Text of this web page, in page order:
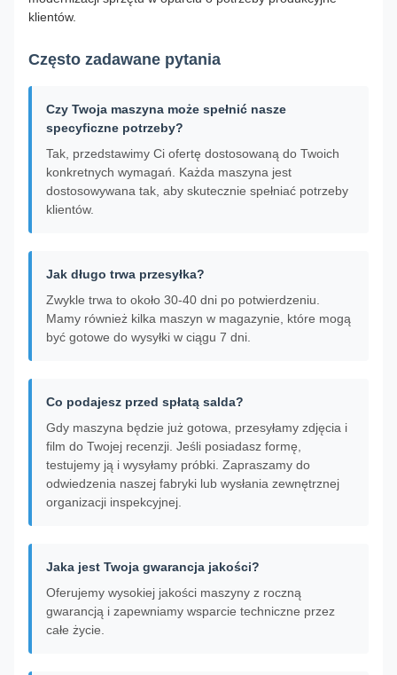
klientów.
Często zadawane pytania
Czy Twoja maszyna może spełnić nasze
specyficzne potrzeby?
Tak, przedstawimy Ci ofertę dostosowaną do Twoich
konkretnych wymagań. Każda maszyna jest
dostosowywana tak, aby skutecznie spełniać potrzeby
klientów.
Jak długo trwa przesyłka?
Zwykle trwa to około 30-40 dni po potwierdzeniu.
Mamy również kilka maszyn w magazynie, które mogą
być gotowe do wysyłki w ciągu 7 dni.
Co podajesz przed spłatą salda?
Gdy maszyna będzie już gotowa, przesyłamy zdjęcia i
film do Twojej recenzji. Jeśli posiadasz formę,
testujemy ją i wysyłamy próbki. Zapraszamy do
odwiedzenia naszej fabryki lub wysłania zewnętrznej
organizacji inspekcyjnej.
Jaka jest Twoja gwarancja jakości?
Oferujemy wysokiej jakości maszyny z roczną
gwarancją i zapewniamy wsparcie techniczne przez
całe życie.